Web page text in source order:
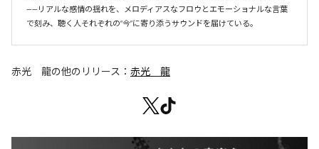
——リアルな感情の揺れを、メロディアスなフロウとエモーショナルな言葉
赤光 龍の他のリリース： 赤光 龍